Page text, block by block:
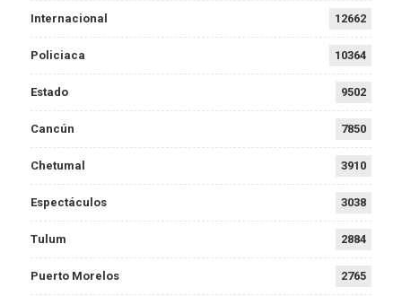
Internacional 12662
Policiaca 10364
Estado 9502
Cancún 7850
Chetumal 3910
Espectáculos 3038
Tulum 2884
Puerto Morelos 2765